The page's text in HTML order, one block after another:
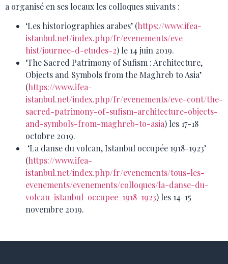
a organisé en ses locaux les colloques suivants :
‘Les historiographies arabes’ (https://www.ifea-
istanbul.net/index.php/fr/evenements/eve-
hist/journee-d-etudes-2) le 14 juin 2019.
‘The Sacred Patrimony of Sufism : Architecture,
Objects and Symbols from the Maghreb to Asia’
(https://www.ifea-
istanbul.net/index.php/fr/evenements/eve-cont/the-
sacred-patrimony-of-sufism-architecture-objects-
and-symbols-from-maghreb-to-asia) les 17-18
octobre 2019.
‘La danse du volcan, Istanbul occupée 1918-1923’
(https://www.ifea-
istanbul.net/index.php/fr/evenements/tous-les-
evenements/evenements/colloques/la-danse-du-
volcan-istanbul-occupee-1918-1923) les 14-15
novembre 2019.